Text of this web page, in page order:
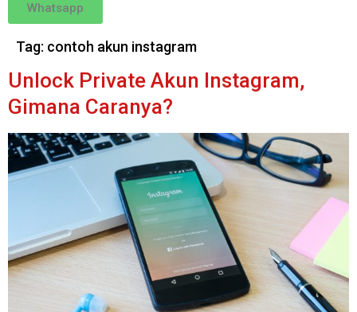
Whatsapp
Tag: contoh akun instagram
Unlock Private Akun Instagram,
Gimana Caranya?